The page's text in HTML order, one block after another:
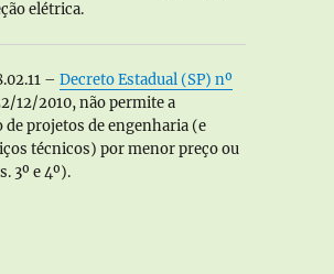
elétrica.
– Decreto Estadual (SP) nº
12/2010, não permite a
de projetos de engenharia (e
técnicos) por menor preço ou
3º e 4º).